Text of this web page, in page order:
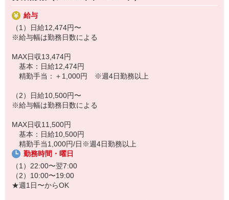
（研修手当1日9,000円＋食事手当1日1,000円×3日）
※研修実施3日間の交通費も支給！
■入社祝い金：5万円支給
研修終了後…
15回勤務で2万円
30回勤務で3万円
合計5万円が給与とは別でGETできます！
「こちらでの飲食はできません」
「こちらが入り口です」
「危ないので足元お気をつけください」、他
お越しいただいたお客様に対してご案内・巡回をお願いします
難しい業務はないので未経験でも始めやすい業務です
≪シンテイ警備≫なら【長期現場×固定勤務地】が可能！
毎日同じ現場、同じ生活リズムで安定して勤務が出来ます。
さらに【当日雨天中止ナシ】！
給与
（1）日給12,474円〜
※給与幅は勤務日数による
MAX日収13,474円
基本：日給12,474円
精勤手当：＋1,000円 ※週4日勤務以上
（2）日給10,500円〜
※給与幅は勤務日数による
MAX日収11,500円
基本：日給10,500円
精勤手当1,000円/日※週4日勤務以上
勤務時間・曜日
（1）22:00〜翌7:00
（2）10:00〜19:00
★週1日〜からOK